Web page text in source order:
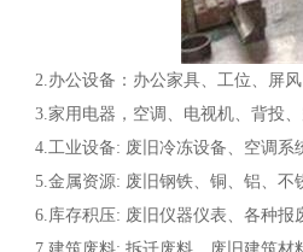
2.办公设备：办公家具、工位、屏
3.家用电器，空调、电视机、背投
4.工业设备: 废旧冷冻设备、空调系
5.金属资源: 废旧钢铁、铜、铝、不
6.库存积压: 废旧仪器仪表、各种报